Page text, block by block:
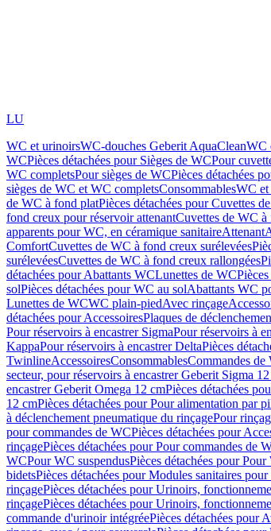
LU
WC et urinoirsWC-douches Geberit AquaCleanWC
WCPièces détachées pour Sièges de WCPour
WC completsPour sièges de WCPièces détachées
sièges de WC et WC completsConsommablesWC et
de WC à fond platPièces détachées pour Cuvettes
fond creux pour réservoir attenantCuvettes de WC
apparents pour WC, en céramique sanitaireAttenant
ComfortCuvettes de WC à fond creux surélevées
surélevéesCuvettes de WC à fond creux rallongées
détachées pour Abattants WCLunettes de WC
solPièces détachées pour WC au solAbattants WC
Lunettes de WCWC plain-piedAvec rinçage
détachées pour AccessoiresPlaques de
Pour réservoirs à encastrer SigmaPour réservoirs à
KappaPour réservoirs à encastrer DeltaPièces
TwinlineAccessoiresConsommablesCommandes de
secteur, pour réservoirs à encastrer Geberit Sigma
encastrer Geberit Omega 12 cmPièces détachées
12 cmPièces détachées pour Pour alimentation par
à déclenchement pneumatique du rinçagePour
pour commandes de WCPièces détachées pour
rinçagePièces détachées pour Pour commandes de
WCPour WC suspendusPièces détachées pour
bidetsPièces détachées pour Modules sanitaires pour
rinçagePièces détachées pour Urinoirs,
rinçagePièces détachées pour Urinoirs,
commande d'urinoir intégréePièces détachées pour